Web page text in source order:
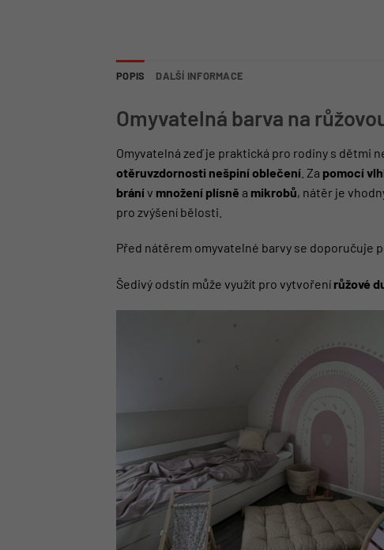
POPIS DALŠÍ INFORMACE
Omyvatelná barva na
Omyvatelná zeď je praktická pro rodiny s dětmi
otěruvzdornosti nešpiní oblečení . Za pomocí
bránív množení plísně a mikrobů, nátěr je
pro zvýšení bělosti.
Před nátěrem omyvatelné barvy se doporučuje
Šedivý odstín může využít pro vytvoření růžové